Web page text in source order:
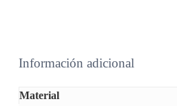
Información adicional
Material